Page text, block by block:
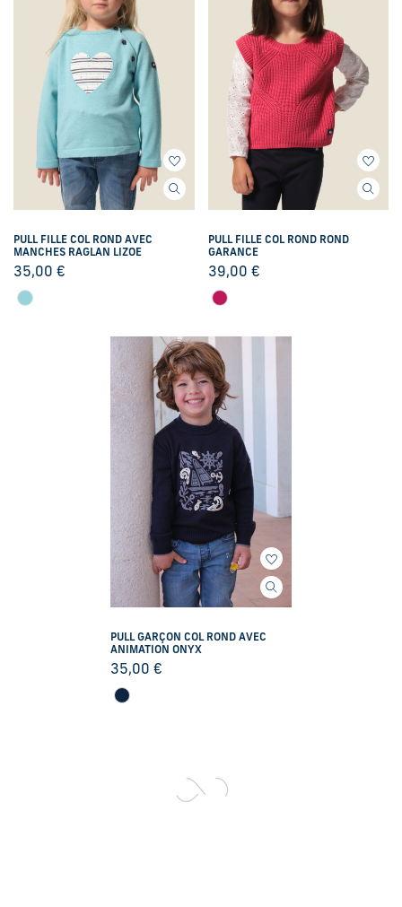
PULL FILLE COL ROND AVEC
MANCHES RAGLAN LIZOE
35,00 €
PULL FILLE COL ROND ROND
GARANCE
39,00 €
PULL GARÇON COL ROND AVEC
ANIMATION ONYX
35,00€